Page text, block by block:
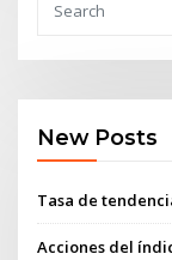
New Posts
Tasa de
Acciones del